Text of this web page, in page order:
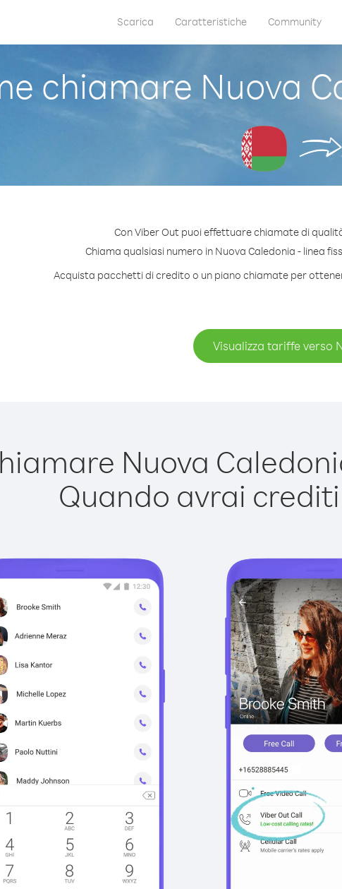
Scarica Caratteristiche Community
chiamare Nuova
Con Viber Out puoi effettuare chiamate di
Chiama qualsiasi numero in Nuova Caledonia - linea
Acquista pacchetti di credito o un piano chiamate per
Visualizza tariffe verso
Nuova
Quando avrai